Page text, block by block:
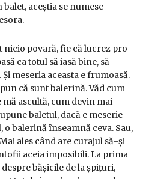
aceștia se numesc
nicio povară, fie că lucrez pro
ca totul să iasă bine, să
meseria aceasta e frumoasă.
că sunt balerină. Văd cum
ascultă, cum devin mai
baletul, dacă e meserie
balerină înseamnă ceva. Sau,
ales când are curajul să-și
aceia imposibili. La prima
bășicile de la șpițuri,